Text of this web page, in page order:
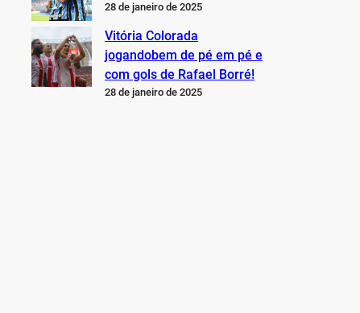
28 de janeiro de 2025
Vitória Colorada
jogandobem de pé em pé e
com gols de Rafael Borré!
28 de janeiro de 2025